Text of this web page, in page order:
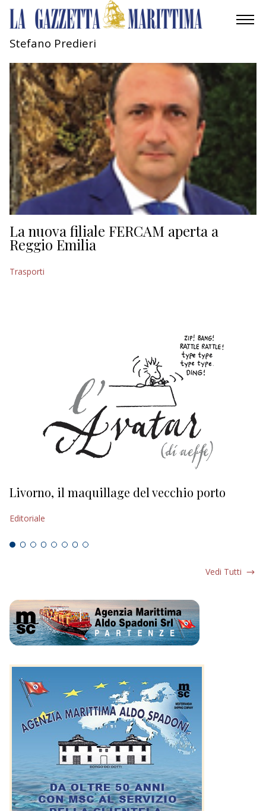
MOBILITÀ
INDUSTRIA
RICERCA
ECONOMIA
TURISMO
CULTURA
NAUTICA
Stefano Predieri
La nuova filiale FERCAM aperta a
Reggio Emilia
Trasporti
Livorno, il maquillage del vecchio porto
Editoriale
Vedi Tutti